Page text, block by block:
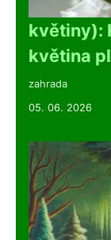
květiny):
květina
zahrada
05. 06. 2026